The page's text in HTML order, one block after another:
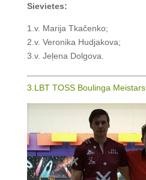
Sievietes:
1.v. Marija Tkačenko;
2.v. Veronika Hudjakova;
3.v. Jeļena Dolgova.
3.LBT TOSS Boulinga Meistars